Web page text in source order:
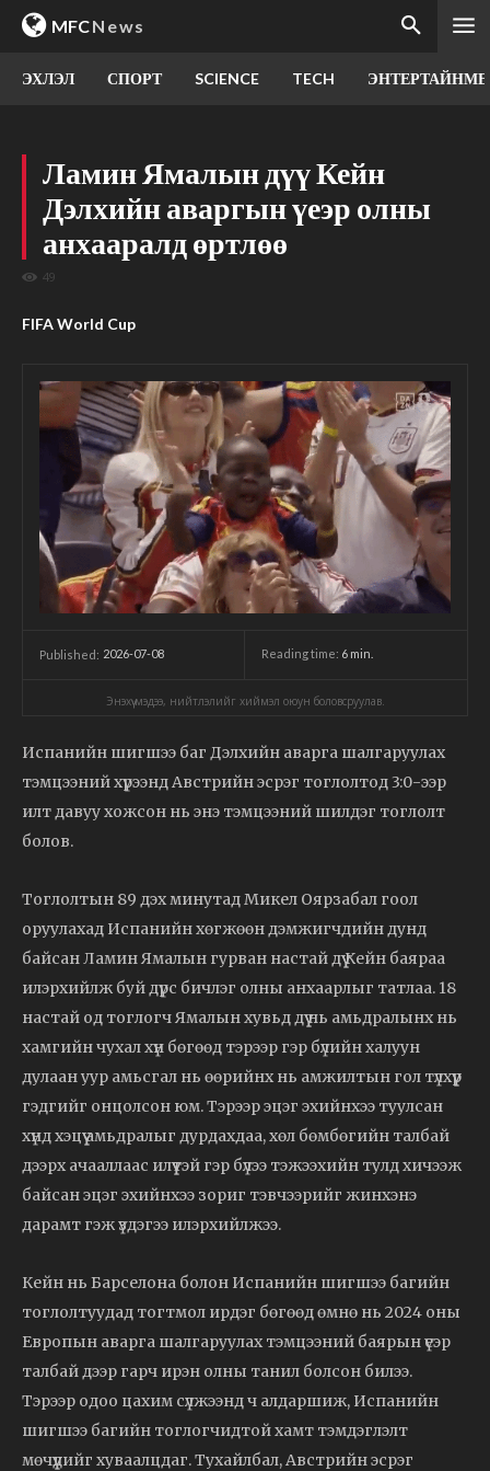
MFCNews
ЭХЛЭЛ СПОРТ SCIENCE TECH
Ламин Ямалын дүү Кейн
Дэлхийн аваргын үеэр олны
анхааралд өртлөө
49
FIFA World Cup
Published: 2026-07-08 Reading time: 6 min.
Энэхүү мэдээ, нийтлэлийг хиймэл оюун боловсруулав.
Испанийн шигшээ баг Дэлхийн аварга шалгаруулах
тэмцээний хүрээнд Австрийн эсрэг тоглолтод 3:0-ээр
илт давуу хожсон нь энэ тэмцээний шилдэг тоглолт
болов.
Тоглолтын 89 дэх минутад Микел Оярзабал гоол
оруулахад Испанийн хөгжөөн дэмжигчдийн дунд
байсан Ламин Ямалын гурван настай дүү Кейн баяраа
илэрхийлж буй дүрс бичлэг олны анхаарлыг татлаа. 18
настай од тоглогч Ямалын хувьд дүү нь амьдралынх нь
хамгийн чухал хүн бөгөөд тэрээр гэр бүлийн халуун
дулаан уур амьсгал нь өөрийнх нь амжилтын гол түлхүүр
гэдгийг онцолсон юм. Тэрээр эцэг эхийнхээ туулсан
хүнд хэцүү амьдралыг дурдахдаа, хөл бөмбөгийн талбай
дээрх ачааллаас илүүтэй гэр бүлээ тэжээхийн тулд хичээж
байсан эцэг эхийнхээ зориг тэвчээрийг жинхэнэ
дарамт гэж үздэгээ илэрхийлжээ.
Кейн нь Барселона болон Испанийн шигшээ багийн
тоглолтуудад тогтмол ирдэг бөгөөд өмнө нь 2024 оны
Европын аварга шалгаруулах тэмцээний баярын үеэр
талбай дээр гарч ирэн олны танил болсон билээ.
Тэрээр одоо цахим сүлжээнд ч алдаршиж, Испанийн
шигшээ багийн тоглогчидтой хамт тэмдэглэлт
мөчүүдийг хуваалцдаг. Тухайлбал, Австрийн эсрэг